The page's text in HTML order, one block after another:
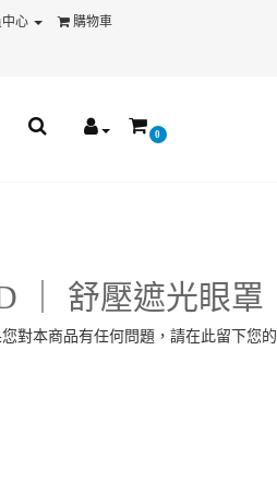
心 購物車
0
｜ 舒壓遮光眼罩
對本商品有任何問題，請在此留下您的